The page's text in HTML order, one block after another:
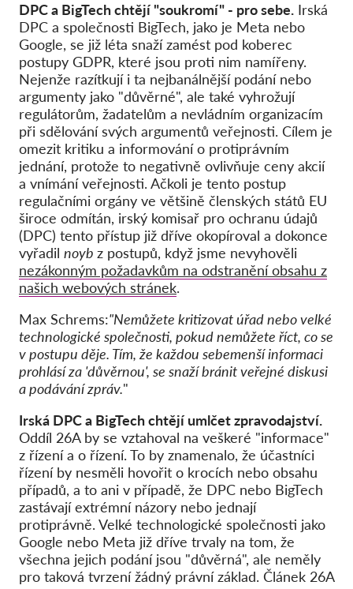
DPC a BigTech chtějí "soukromí" - pro sebe. Irská
DPC a společnosti BigTech, jako je Meta nebo
Google, se již léta snaží zamést pod koberec
postupy GDPR, které jsou proti nim namířeny.
Nejenže razítkují i ta nejbanálnější podání nebo
argumenty jako "důvěrné", ale také vyhrožují
regulátorům, žadatelům a nevládním organizacím
při sdělování svých argumentů veřejnosti. Cílem je
omezit kritiku a informování o protiprávním
jednání, protože to negativně ovlivňuje ceny akcií
a vnímání veřejnosti. Ačkoli je tento postup
regulačními orgány ve většině členských států EU
široce odmítán, irský komisař pro ochranu údajů
(DPC) tento přístup již dříve okopíroval a dokonce
vyřadil noyb z postupů, když jsme nevyhověli
nezákonným požadavkům na odstranění obsahu z
našich webových stránek.
Max Schrems:"Nemůžete kritizovat úřad nebo velké
technologické společnosti, pokud nemůžete říct, co se
v postupu děje. Tím, že každou sebemenší informaci
prohlásí za 'důvěrnou', se snaží bránit veřejné diskusi
a podávání zpráv."
Irská DPC a BigTech chtějí umlčet zpravodajství.
Oddíl 26A by se vztahoval na veškeré "informace"
z řízení a o řízení. To by znamenalo, že účastníci
řízení by nesměli hovořit o krocích nebo obsahu
případů, a to ani v případě, že DPC nebo BigTech
zastávají extrémní názory nebo jednají
protiprávně. Velké technologické společnosti jako
Google nebo Meta již dříve trvaly na tom, že
všechna jejich podání jsou "důvěrná", ale neměly
pro taková tvrzení žádný právní základ. Článek 26A